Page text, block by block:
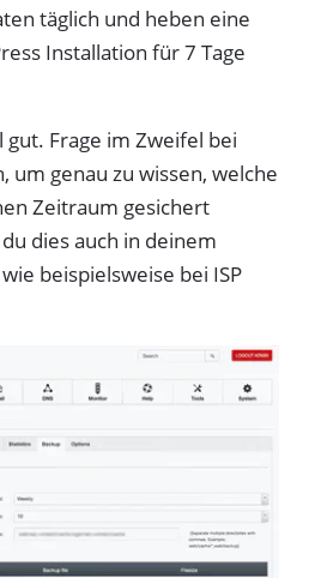
täglich und heben eine
Installation für 7 Tage
gut. Frage im Zweifel bei
um genau zu wissen, welche
Zeitraum gesichert
dies auch in deinem
beispielsweise bei ISP